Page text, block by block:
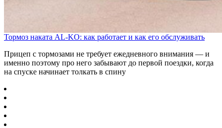
Тормоз наката AL-KO: как работает и как его обслуживать
Прицеп с тормозами не требует ежедневного внимания — и
именно поэтому про него забывают до первой поездки, когда
на спуске начинает толкать в спину